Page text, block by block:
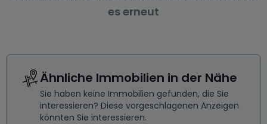
es erneut
Ähnliche Immobilien in der Nähe
Sie haben keine Immobilien gefunden, die Sie
interessieren? Diese vorgeschlagenen Anzeigen
könnten Sie interessieren.